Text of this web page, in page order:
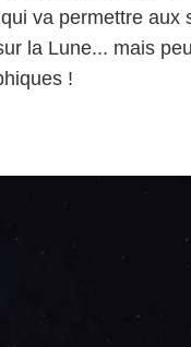
va permettre aux
la Lune... mais
!